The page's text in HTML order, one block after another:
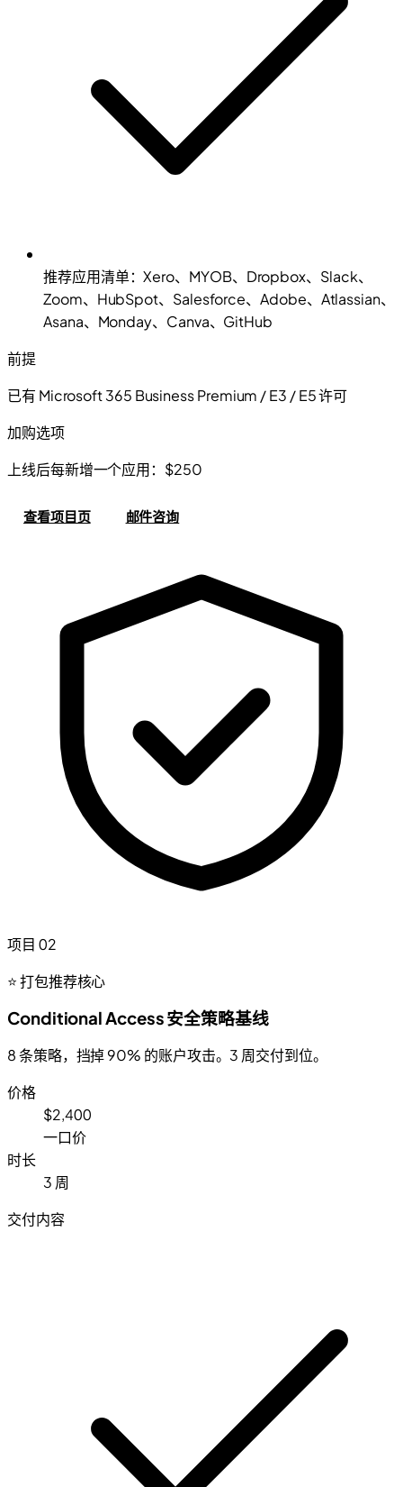
推荐应用清单：Xero、MYOB、Dropbox、Slack、
Zoom、HubSpot、Salesforce、Adobe、Atlassian、
Asana、Monday、Canva、GitHub
前提
已有 Microsoft 365 Business Premium / E3 / E5 许可
加购选项
上线后每新增一个应用：$250
查看项目页 邮件咨询
项目 02
⭐ 打包推荐核心
Conditional Access 安全策略基线
8 条策略，挡掉 90% 的账户攻击。3 周交付到位。
价格
$2,400
一口价
时长
3 周
交付内容